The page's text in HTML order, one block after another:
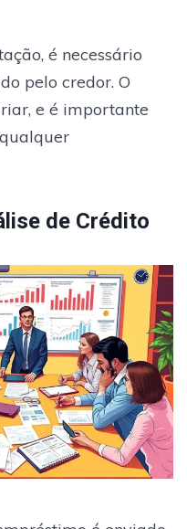
é necessário
pelo credor. O
e é importante
de Crédito